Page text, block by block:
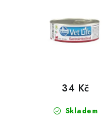
Skladem
34 Kč